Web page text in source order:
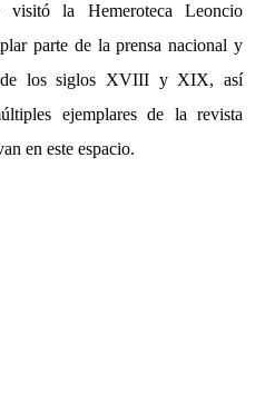
la Hemeroteca Leoncio
parte de la prensa nacional y
de los siglos XVIII y XIX, así
ejemplares de la revista
en este espacio.